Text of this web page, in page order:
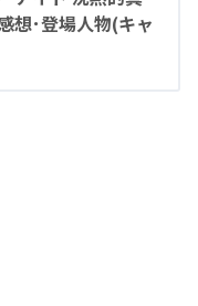
想･登場人物(キャ